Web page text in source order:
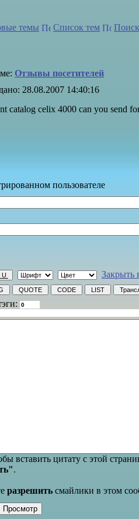
темы Список тем
Отзывы посетителей
28.08.2007 14:40:16
catalog celix 4000 can you send
пользователе
Закрыть
вставить цитату с этой
.
разрешить смайлики в этом